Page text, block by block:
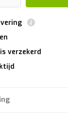
verzekerd